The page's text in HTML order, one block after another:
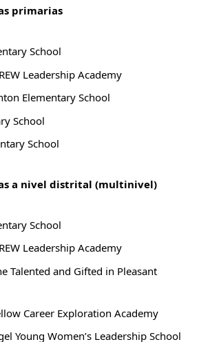
primarias
School
Leadership Academy
Elementary School
School
School
a nivel distrital (multinivel)
School
Leadership Academy
Talented and Gifted in Pleasant
Career Exploration Academy
Young Women’s Leadership School